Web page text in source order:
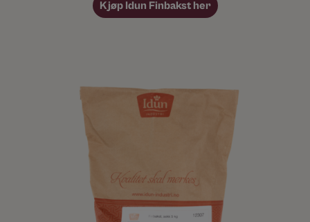
Kjøp Idun Finbakst her